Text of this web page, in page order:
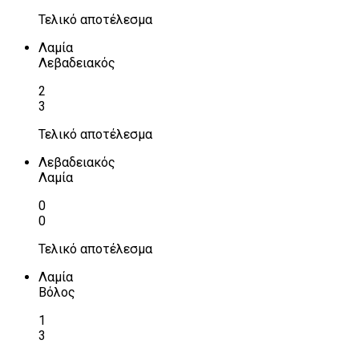
Τελικό αποτέλεσμα
Λαμία
Λεβαδειακός
2
3
Τελικό αποτέλεσμα
Λεβαδειακός
Λαμία
0
0
Τελικό αποτέλεσμα
Λαμία
Βόλος
1
3